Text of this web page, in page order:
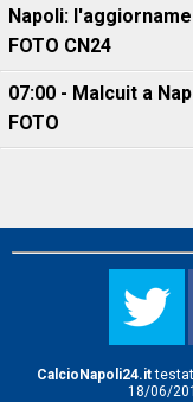
Napoli:
FOTO CN24
07:00 - Malcuit a
FOTO
CalcioNapoli24.it
18/06/